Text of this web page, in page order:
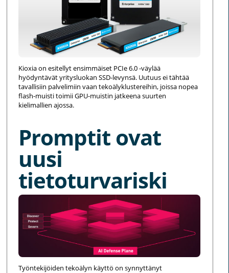
Kioxia on esitellyt ensimmäiset PCIe 6.0 -väylää
hyödyntävät yritysluokan SSD-levynsä. Uutuus ei tähtää
tavallisiin palvelimiin vaan tekoälyklustereihin, joissa nopea
flash-muisti toimii GPU-muistin jatkeena suurten
kielimallien ajossa.
Promptit ovat
uusi
tietoturvariski
Työntekijöiden tekoälyn käyttö on synnyttänyt